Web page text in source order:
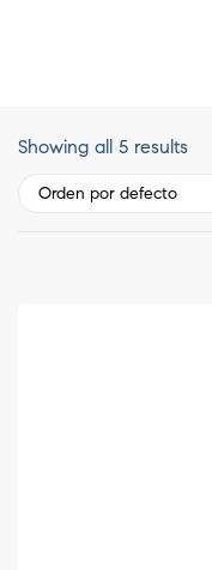
Showing all 5 results
Orden por defecto